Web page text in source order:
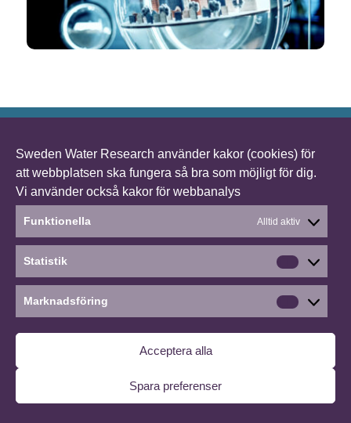
Sweden Water Research använder kakor (cookies) för
att webbplatsen ska fungera så bra som möjligt för dig.
Vi använder också kakor för webbanalys
Funktionella Alltid aktiv
Statistik
Statistik
Marknadsföring
Acceptera alla
Spara preferenser
©2026 Detta händer ∙ Hantera medgivande